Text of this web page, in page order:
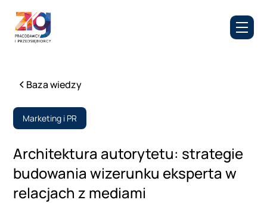
Baza wiedzy
Marketing i PR
Architektura autorytetu: strategie
budowania wizerunku eksperta w
relacjach z mediami